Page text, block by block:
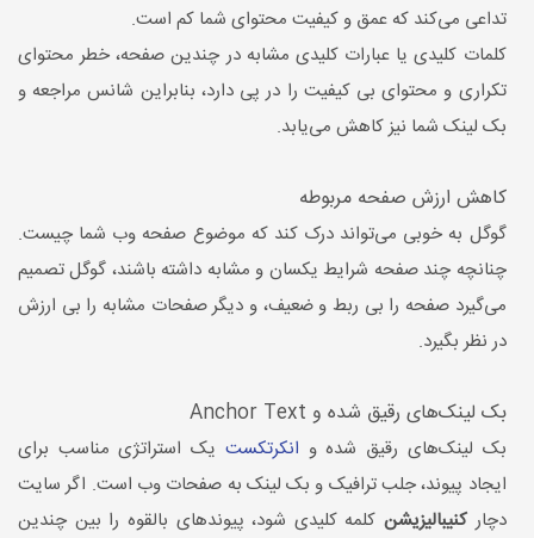
تداعی می‌کند که عمق و کیفیت محتوای شما کم است.
کلمات کلیدی یا عبارات کلیدی مشابه در چندین صفحه، خطر محتوای
تکراری و محتوای بی کیفیت را در پی دارد، بنابراین شانس مراجعه و
بک لینک شما نیز کاهش می‌یابد.
کاهش ارزش صفحه مربوطه
گوگل به خوبی می‌تواند درک کند که موضوع صفحه وب شما چیست.
چنانچه چند صفحه شرایط یکسان و مشابه داشته باشند، گوگل تصمیم
می‌گیرد صفحه را بی ربط و ضعیف، و دیگر صفحات مشابه را بی ارزش
در نظر بگیرد.
بک لینک‌های رقیق شده و Anchor Text
بک لینک‌های رقیق شده و انکرتکست یک استراتژی مناسب برای
ایجاد پیوند، جلب ترافیک و بک لینک به صفحات وب است. اگر سایت
دچارکنیبالیزیشنکلمه کلیدی شود، پیوندهای بالقوه را بین چندین